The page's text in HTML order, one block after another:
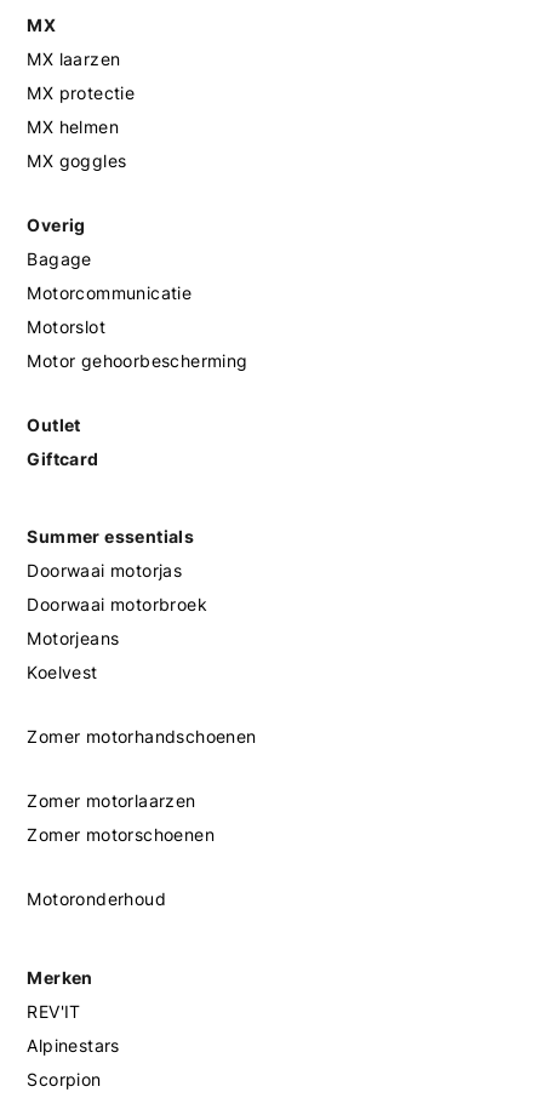
MX
MX laarzen
MX protectie
MX helmen
MX goggles
Overig
Bagage
Motorcommunicatie
Motorslot
Motor gehoorbescherming
Outlet
Giftcard
Summer essentials
Doorwaai motorjas
Doorwaai motorbroek
Motorjeans
Koelvest
Zomer motorhandschoenen
Zomer motorlaarzen
Zomer motorschoenen
Motoronderhoud
Merken
REV'IT
Alpinestars
Scorpion